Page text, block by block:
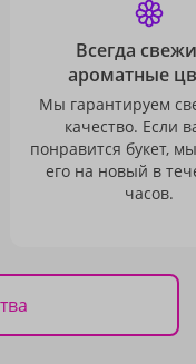
Всегда
ароматные
Мы гарантируем
качество. Если
понравится букет,
его на новый в
часов.